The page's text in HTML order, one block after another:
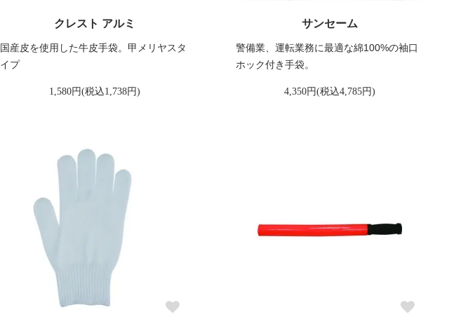
クレスト アルミ
国産皮を使用した牛皮手袋。甲メリヤスタ
イプ
1,580円(税込1,738円)
サンセーム
警備業、運転業務に最適な綿100%の袖口
ホック付き手袋。
4,350円(税込4,785円)